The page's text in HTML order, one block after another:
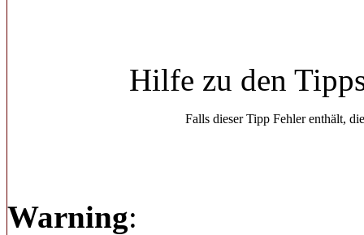
Hilfe zu den
Falls dieser Tipp Fehler enthält,
Warning: